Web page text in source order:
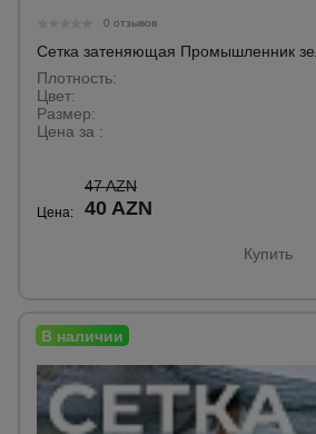
0 отзывов
Сетка затеняющая Промышленник
Плотность:
Цвет:
Размер:
Цена за :
Цена:
47 AZN
40 AZN
Купить